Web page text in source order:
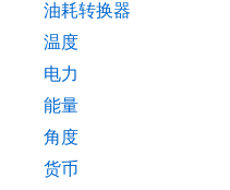
油耗转换器
温度
电力
能量
角度
货币